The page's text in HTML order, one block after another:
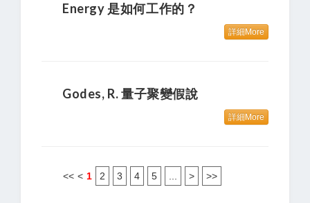
Energy 是如何工作的？
詳細More
Godes, R. 量子聚變假說
詳細More
<< < 1 2 3 4 5 > >>